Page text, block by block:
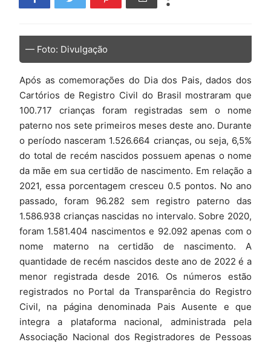
— Foto: Divulgação
Após as comemorações do Dia dos Pais, dados dos
Cartórios de Registro Civil do Brasil mostraram que
100.717 crianças foram registradas sem o nome
paterno nos sete primeiros meses deste ano. Durante
o período nasceram 1.526.664 crianças, ou seja, 6,5%
do total de recém nascidos possuem apenas o nome
da mãe em sua certidão de nascimento. Em relação a
2021, essa porcentagem cresceu 0.5 pontos. No ano
passado, foram 96.282 sem registro paterno das
1.586.938 crianças nascidas no intervalo. Sobre 2020,
foram 1.581.404 nascimentos e 92.092 apenas com o
nome materno na certidão de nascimento. A
quantidade de recém nascidos deste ano de 2022 é a
menor registrada desde 2016. Os números estão
registrados no Portal da Transparência do Registro
Civil, na página denominada Pais Ausente e que
integra a plataforma nacional, administrada pela
Associação Nacional dos Registradores de Pessoas